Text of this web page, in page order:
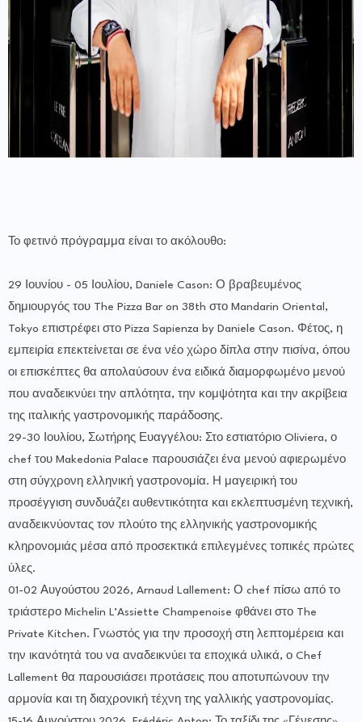
Το φετινό πρόγραμμα είναι το ακόλουθο:
29 Ιουνίου - 05 Ιουλίου, Daniele Cason: Ο βραβευμένος
δημιουργός του The Pizza Bar on 38th στο Mandarin Oriental,
Tokyo επιστρέφει στο Pizza Sapienza by Daniele Cason. Φέτος, η
εμπειρία επεκτείνεται σε ένα νέο χώρο δίπλα στην πισίνα, όπου
οι επισκέπτες θα απολαύσουν ένα ειδικά διαμορφωμένο μενού
που αναδεικνύει την απλότητα, την κομψότητα και την ακρίβεια
της ιταλικής γαστρονομικής παράδοσης.
29-30 Ιουλίου, Σωτήρης Ευαγγέλου: Στο εστιατόριο Oliviera, ο
chef του Makedonia Palace παρουσιάζει ένα μενού αφιερωμένο
στη σύγχρονη ελληνική γαστρονομία. Η μαγειρική του
προσέγγιση συνδυάζει αυθεντικότητα και εκλεπτυσμένη τεχνική,
αναδεικνύοντας τον πλούτο της ελληνικής γαστρονομικής
κληρονομιάς μέσα από προσεκτικά επιλεγμένες τοπικές πρώτες
ύλες.
01-02 Αυγούστου 2026, Arnaud Lallement: Ο chef πίσω από το
τριάστερο Michelin L’Assiette Champenoise φθάνει στο The
Private Kitchen. Γνωστός για την προσοχή στη λεπτομέρεια και
την ικανότητά του να αναδεικνύει τα εποχικά υλικά, ο Chef
Lallement θα παρουσιάσει προτάσεις που αποτυπώνουν την
αρμονία και τη διαχρονική τέχνη της γαλλικής γαστρονομίας.